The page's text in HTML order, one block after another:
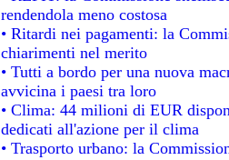
rendendola meno costosa
• Ritardi nei pagamenti: la
chiarimenti nel merito
• Tutti a bordo per una nuova
avvicina i paesi tra loro
• Clima: 44 milioni di EUR
dedicati all'azione per il clima
• Trasporto urbano: la